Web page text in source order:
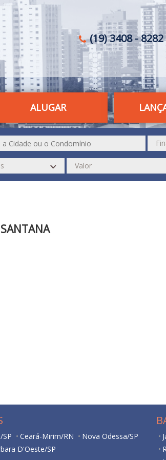
(19) 3408 -
ALUGAR
SP Ceará-Mirim/RN
Nova Odessa/SP
D'Oeste/SP